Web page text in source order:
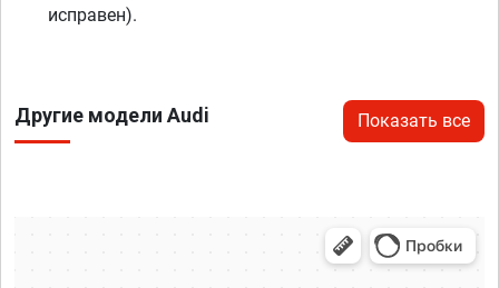
исправен).
Другие модели Audi Показать все